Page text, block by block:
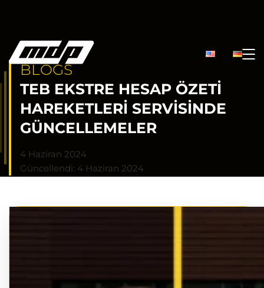
BLOGS
TEB EKSTRE HESAP ÖZETI
HAREKETLERI SERVISINDE
GÜNCELLEMELER
4 Haziran 2024
Güncellendi: 4 Haziran 2024